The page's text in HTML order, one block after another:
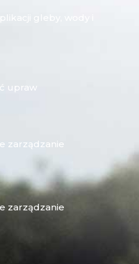
gleby, wody i
upraw
zarządzanie
zarządzanie